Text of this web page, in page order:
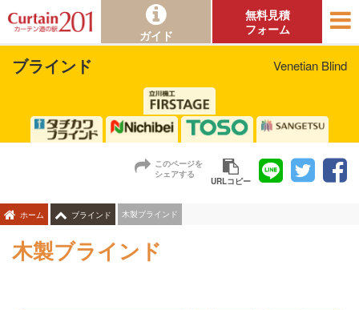
ガイド
無料見積
フォーム
ブラインド Venetian Blind
このページを
シェアする
URLコピー
ホーム ブラインド 木製ブラインド
木製ブラインド